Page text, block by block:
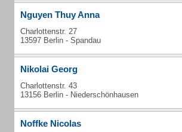
Nguyen Thuy Anna
Charlottenstr. 27
13597 Berlin - Spandau
Nikolai Georg
Charlottenstr. 43
13156 Berlin - Niederschönhausen
Noffke Nicolas